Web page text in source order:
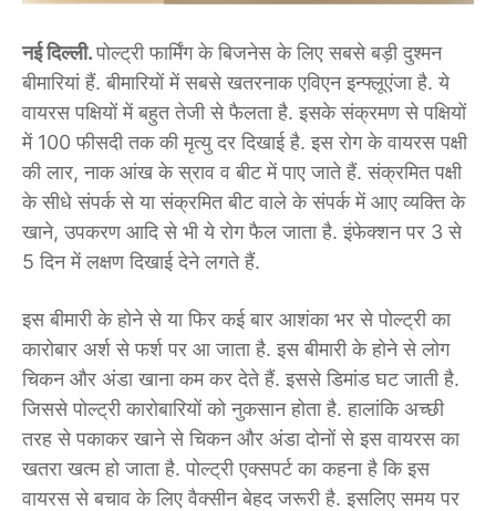
नई दिल्ली.पोल्ट्री फार्मिंग के बिजनेस के लिए सबसे बड़ी दुश्मन
बीमारियां हैं. बीमारियों में सबसे खतरनाक एविएन इन्फ्लूएंजा है. ये
वायरस पक्षियों में बहुत तेजी से फैलता है. इसके संक्रमण से पक्षियों
में 100 फीसदी तक की मृत्यु दर दिखाई है. इस रोग के वायरस पक्षी
की लार, नाक आंख के स्राव व बीट में पाए जाते हैं. संक्रमित पक्षी
के सीधे संपर्क से या संक्रमित बीट वाले के संपर्क में आए व्यक्ति के
खाने, उपकरण आदि से भी ये रोग फैल जाता है. इंफेक्शन पर 3 से
5 दिन में लक्षण दिखाई देने लगते हैं.
इस बीमारी के होने से या फिर कई बार आशंका भर से पोल्ट्री का
कारोबार अर्श से फर्श पर आ जाता है. इस बीमारी के होने से लोग
चिकन और अंडा खाना कम कर देते हैं. इससे डिमांड घट जाती है.
जिससे पोल्ट्री कारोबारियों को नुकसान होता है. हालांकि अच्छी
तरह से पकाकर खाने से चिकन और अंडा दोनों से इस वायरस का
खतरा खत्म हो जाता है. पोल्ट्री एक्सपर्ट का कहना है कि इस
वायरस से बचाव के लिए वैक्सीन बेहद जरूरी है. इसलिए समय पर